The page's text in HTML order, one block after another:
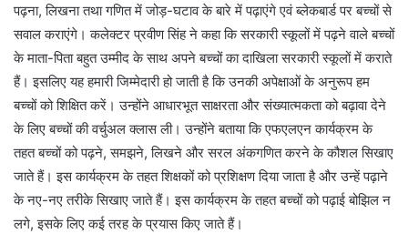
पढ़ना, लिखना तथा गणित में जोड़-घटाव के बारे में पढ़ाएंगे एवं ब्लेकबार्ड पर बच्चों से
सवाल कराएंगे। कलेक्टर प्रवीण सिंह ने कहा कि सरकारी स्कूलों में पढ़ने वाले बच्चों
के माता-पिता बहुत उम्मीद के साथ अपने बच्चों का दाखिला सरकारी स्कूलों में कराते
हैं। इसलिए यह हमारी जिम्मेदारी हो जाती है कि उनकी अपेक्षाओं के अनुरूप हम
बच्चों को शिक्षित करें। उन्होंने आधारभूत साक्षरता और संख्यात्मकता को बढ़ावा देने
के लिए बच्चों की वर्चुअल क्लास ली। उन्होंने बताया कि एफएलएन कार्यक्रम के
तहत बच्चों को पढ़ने, समझने, लिखने और सरल अंकगणित करने के कौशल सिखाए
जाते हैं। इस कार्यक्रम के तहत शिक्षकों को प्रशिक्षण दिया जाता है और उन्हें पढ़ाने
के नए-नए तरीके सिखाए जाते हैं। इस कार्यक्रम के तहत बच्चों को पढ़ाई बोझिल न
लगे, इसके लिए कई तरह के प्रयास किए जाते हैं।